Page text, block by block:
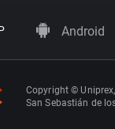
Android
Copyright ©
San Sebastián de